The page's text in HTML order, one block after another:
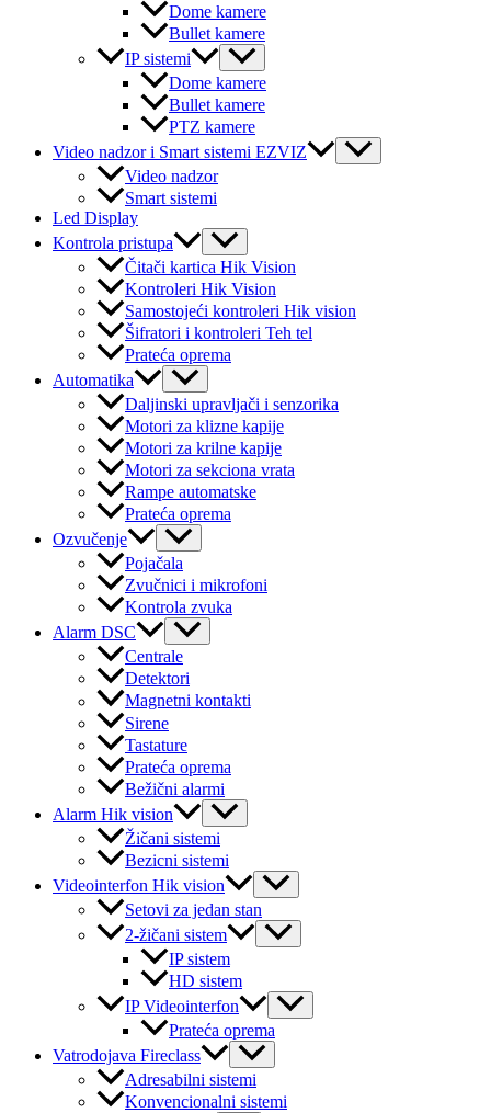
Dome kamere
Bullet kamere
IP sistemi
Menu
Toggle
Dome kamere
Bullet kamere
PTZ kamere
Video nadzor i Smart sistemi EZVIZ
Menu
Toggle
Video nadzor
Smart sistemi
Led Display
Kontrola pristupa
Menu
Toggle
Čitači kartica Hik Vision
Kontroleri Hik Vision
Samostojeći kontroleri Hik vision
Šifratori i kontroleri Teh tel
Prateća oprema
Automatika
Menu
Toggle
Daljinski upravljači i senzorika
Motori za klizne kapije
Motori za krilne kapije
Motori za sekciona vrata
Rampe automatske
Prateća oprema
Ozvučenje
Menu
Toggle
Pojačala
Zvučnici i mikrofoni
Kontrola zvuka
Alarm DSC
Menu
Toggle
Centrale
Detektori
Magnetni kontakti
Sirene
Tastature
Prateća oprema
Bežični alarmi
Alarm Hik vision
Menu
Toggle
Žičani sistemi
Bezicni sistemi
Videointerfon Hik vision
Menu
Toggle
Setovi za jedan stan
2-žičani sistem
Menu
Toggle
IP sistem
HD sistem
IP Videointerfon
Menu
Toggle
Prateća oprema
Vatrodojava Fireclass
Menu
Toggle
Adresabilni sistemi
Konvencionalni sistemi